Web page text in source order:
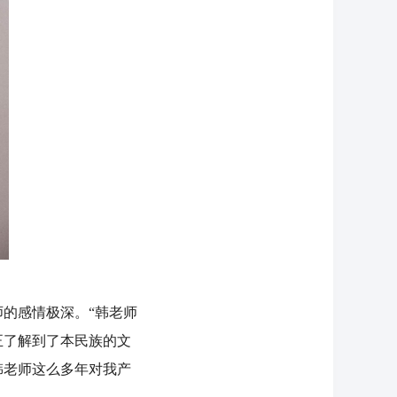
感情极深。“韩老师
解到了本民族的文
师这么多年对我产